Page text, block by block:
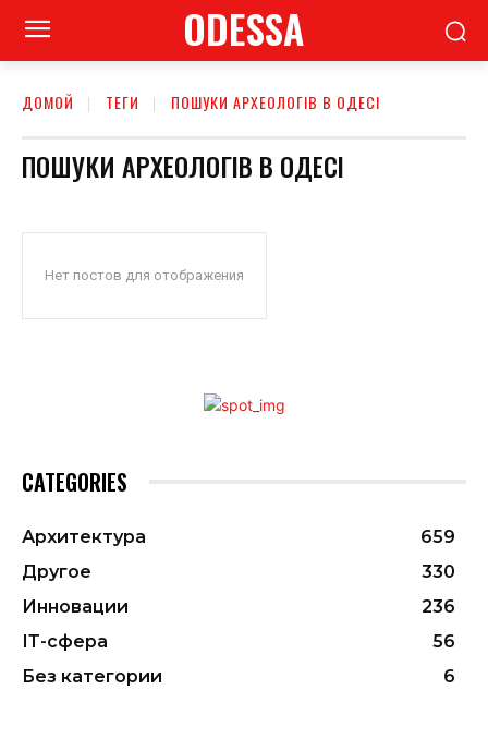
ODESSA
ДОМОЙ ТЕГИ ПОШУКИ АРХЕОЛОГІВ В ОДЕСІ
ПОШУКИ АРХЕОЛОГІВ В ОДЕСІ
Нет постов для отображения
CATEGORIES
Архитектура
659
Другое
330
Инновации
236
ІТ-сфера
56
Без категории
6